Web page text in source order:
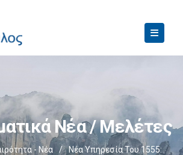
Νέα / Μελέτες
- Νέα /
Νέα Υπηρεσία Του 1555: